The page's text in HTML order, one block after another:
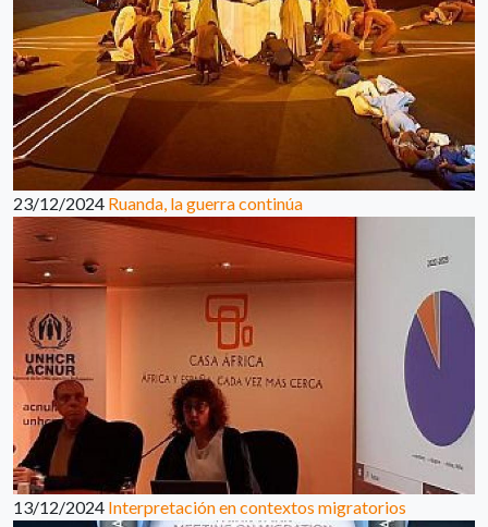
23/12/2024 Ruanda, la guerra continúa
13/12/2024 Interpretación en contextos migratorios